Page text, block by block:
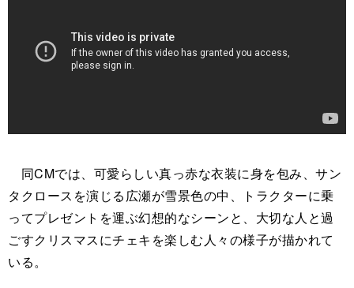
同CMでは、可愛らしい真っ赤な衣装に身を包み、サン
タクロースを演じる広瀬が雪景色の中、トラクターに乗
ってプレゼントを運ぶ幻想的なシーンと、大切な人と過
ごすクリスマスにチェキを楽しむ人々の様子が描かれて
いる。